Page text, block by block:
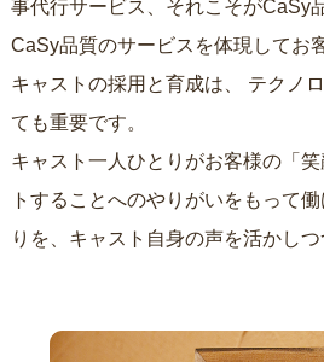
事代行サービス、それこそがCaSy
CaSy品質のサービスを体現してお
キャストの採用と育成は、
ても重要です。
キャスト一人ひとりがお客様の「
トすることへのやりがいをもって働
りを、キャスト自身の声を活かしつ